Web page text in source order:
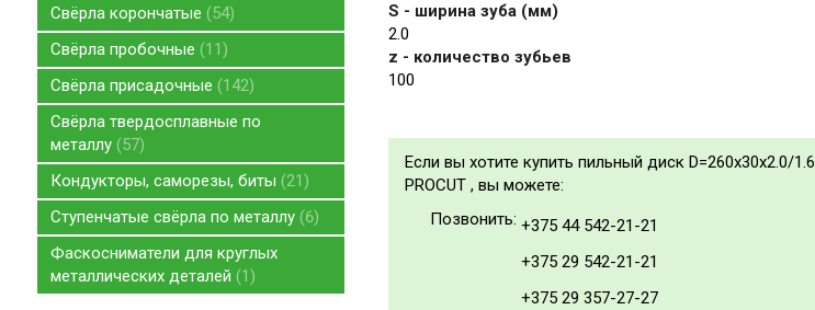
Свёрла корончатые
54
Свёрла пробочные
11
Свёрла присадочные
142
Свёрла твердосплавные по
металлу 57
Кондукторы, саморезы, биты 21
Ступенчатые свёрла по металлу 6
Фаскосниматели для круглых
металлических деталей
1
S - ширина зуба (мм)
2.0
z - количество зубьев
100
Если вы хотите купить пильный диск D=260x30x2.0/
PROCUT , вы можете:
Позвонить: +375 44 542-21-21
+375 29 542-21-21
+375 29 357-27-27